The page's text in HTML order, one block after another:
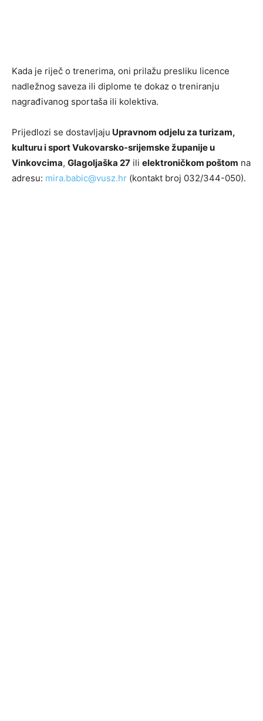
Kada je riječ o trenerima, oni prilažu presliku licence
nadležnog saveza ili diplome te dokaz o treniranju
nagrađivanog sportaša ili kolektiva.
Prijedlozi se dostavljaju Upravnom odjelu za turizam,
kulturu i sport Vukovarsko-srijemske županije u
Vinkovcima, Glagoljaška 27 ili elektroničkom poštom na
adresu: mira.babic@vusz.hr (kontakt broj 032/344-050).